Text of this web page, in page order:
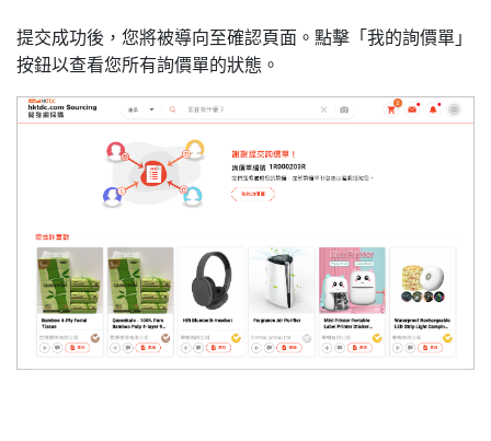
提交成功後，您將被導向至確認頁面。點擊「我的詢價單」
按鈕以查看您所有詢價單的狀態。